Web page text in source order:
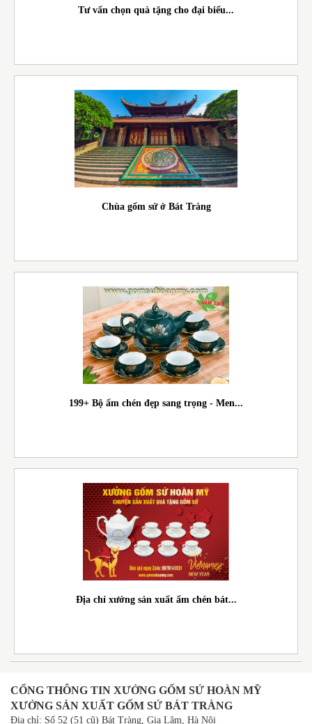
Tư vấn chọn quà tặng cho đại biểu...
Chùa gốm sứ ở Bát Tràng
199+ Bộ ấm chén đẹp sang trọng - Men...
Địa chỉ xưởng sản xuất ấm chén bát...
CỔNG THÔNG TIN XƯỞNG GỐM SỨ HOÀN MỸ
XƯỞNG SẢN XUẤT GỐM SỨ BÁT TRÀNG
Địa chỉ: Số 52 (51 cũ) Bát Tràng, Gia Lâm, Hà Nội